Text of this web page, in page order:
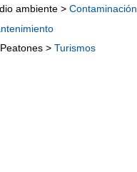
ambiente >Contaminación
>Turismos